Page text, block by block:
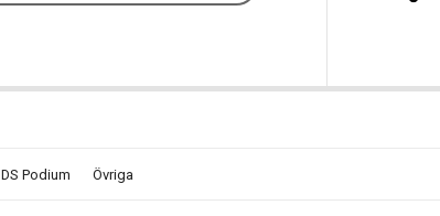
DS Podium Övriga